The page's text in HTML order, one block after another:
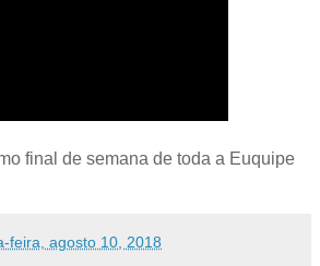
final de semana de toda a Euquipe
feira, agosto 10, 2018